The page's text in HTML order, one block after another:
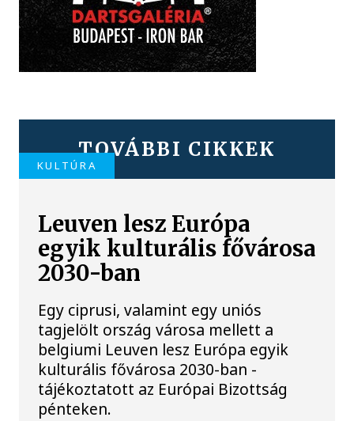
TOVÁBBI CIKKEK
KULTÚRA
Leuven lesz Európa
egyik kulturális fővárosa
2030-ban
Egy ciprusi, valamint egy uniós
tagjelölt ország városa mellett a
belgiumi Leuven lesz Európa egyik
kulturális fővárosa 2030-ban -
tájékoztatott az Európai Bizottság
pénteken.